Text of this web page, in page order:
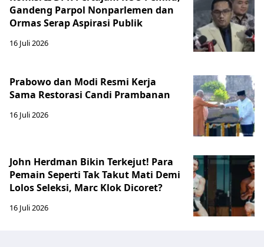
Gandeng Parpol Nonparlemen dan
Ormas Serap Aspirasi Publik
16 Juli 2026
Prabowo dan Modi Resmi Kerja
Sama Restorasi Candi Prambanan
16 Juli 2026
John Herdman Bikin Terkejut! Para
Pemain Seperti Tak Takut Mati Demi
Lolos Seleksi, Marc Klok Dicoret?
16 Juli 2026